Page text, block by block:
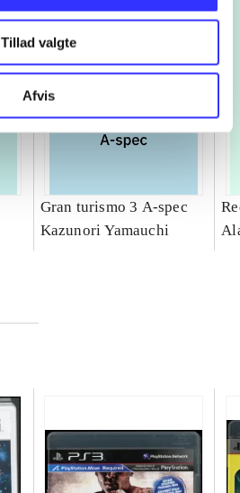
Tillad valgte
Afvis
Gran turismo 3 A-spec
Kazunori Yamauchi